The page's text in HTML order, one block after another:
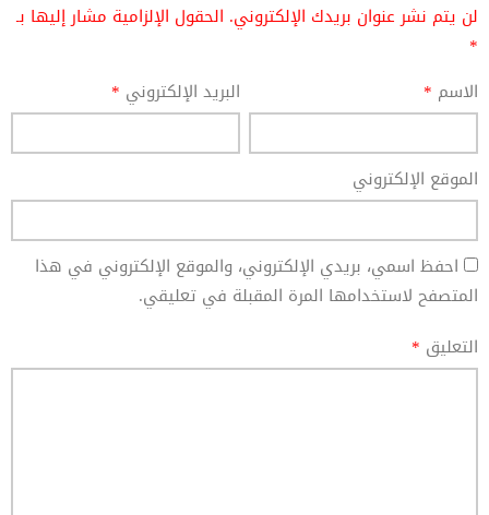
لن يتم نشر عنوان بريدك الإلكتروني. الحقول الإلزامية مشار إليها بـ
*
الاسم * البريد الإلكتروني *
الموقع الإلكتروني
احفظ اسمي، بريدي الإلكتروني، والموقع الإلكتروني في هذا
المتصفح لاستخدامها المرة المقبلة في تعليقي.
التعليق *